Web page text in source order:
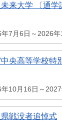
来大学 〔通学
年7月6日～2026年
央高等学校特
年10月16日～
戦没者追悼式